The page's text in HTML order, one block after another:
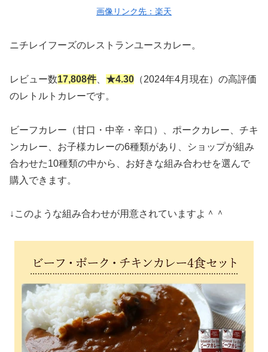
画像リンク先：楽天
ニチレイフーズのレストランユースカレー。
レビュー数17,808件、 ★4.30 （2024年4月現在）の高評価
のレトルトカレーです。
ビーフカレー（甘口・中辛・辛口）、ポークカレー、チキ
ンカレー、お子様カレーの6種類があり、ショップが組み
合わせた10種類の中から、お好きな組み合わせを選んで
購入できます。
↓このような組み合わせが用意されていますよ＾＾